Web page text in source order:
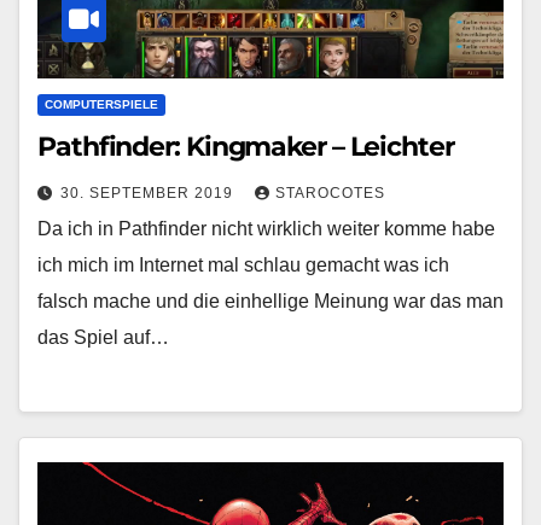
COMPUTERSPIELE
Pathfinder: Kingmaker – Leichter
30. SEPTEMBER 2019 STAROCOTES
Da ich in Pathfinder nicht wirklich weiter komme habe
ich mich im Internet mal schlau gemacht was ich
falsch mache und die einhellige Meinung war das man
das Spiel auf…